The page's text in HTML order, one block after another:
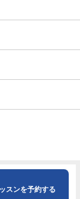
スンを予約する